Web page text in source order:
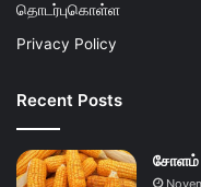
தொடர்புகொள்ள
Privacy Policy
Recent Posts
சோளம்